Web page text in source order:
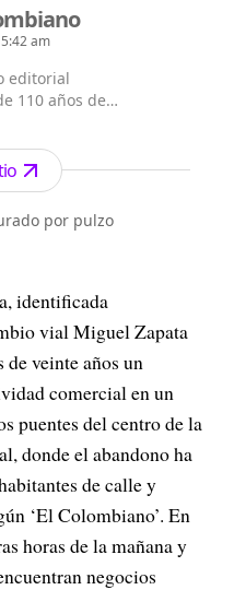
am
editorial
110 años de
de Medellín en
febrero de 1912 por
ha especializado en
de contenidos
plataformas en las
por pulzo
identificada
vial Miguel Zapata
de veinte años un
comercial en un
puentes del centro de la
donde el abandono ha
de calle y
‘El Colombiano’. En
horas de la mañana y
negocios